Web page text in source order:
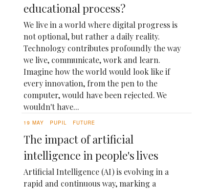
educational process?
We live in a world where digital progress is
not optional, but rather a daily reality.
Technology contributes profoundly the way
we live, communicate, work and learn.
Imagine how the world would look like if
every innovation, from the pen to the
computer, would have been rejected. We
wouldn't have...
19 MAY PUPIL FUTURE
The impact of artificial
intelligence in people's lives
Artificial Intelligence (AI) is evolving in a
rapid and continuous way, marking a